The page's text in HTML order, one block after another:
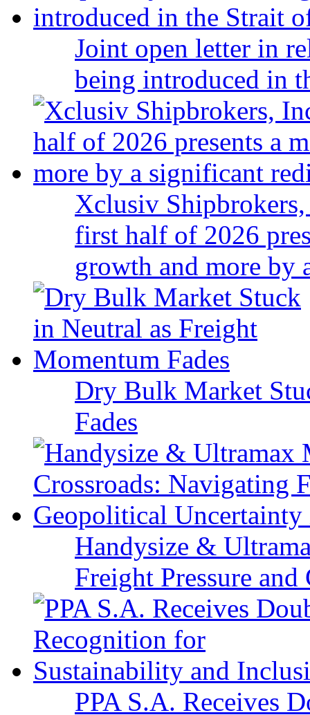
Joint open letter in
being introduced in
Xclusiv
first half of 2026
growth and more
Dry Bulk Market
Fades
Handysize &
Freight Pressure
PPA S.A. Receives